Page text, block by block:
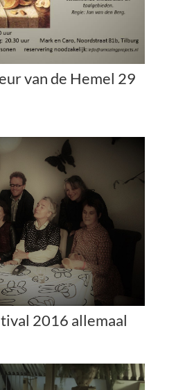
van de Hemel 29
2016 allemaal